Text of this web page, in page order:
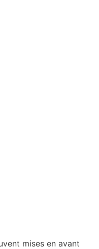
mises en avant